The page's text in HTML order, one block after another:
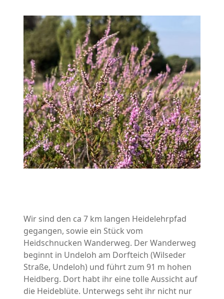
Wir sind den ca 7 km langen Heidelehrpfad
gegangen, sowie ein Stück vom
Heidschnucken Wanderweg. Der Wanderweg
beginnt in Undeloh am Dorfteich (Wilseder
Straße, Undeloh) und führt zum 91 m hohen
Heidberg. Dort habt ihr eine tolle Aussicht auf
die Heideblüte. Unterwegs seht ihr nicht nur